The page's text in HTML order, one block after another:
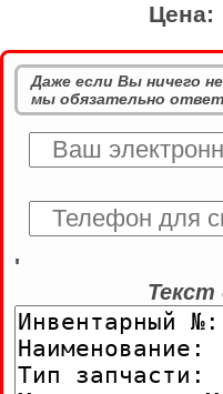
Даже если Вы ничего
мы обязательно
'
Текст